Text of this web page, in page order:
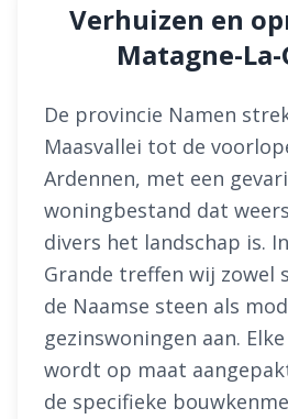
Verhuizen en
Matagne-
De provincie Namen
Maasvallei tot de
Ardennen, met een
woningbestand dat
divers het landschap is.
Grande treffen wij zowel
de Naamse steen als
gezinswoningen aan.
wordt op maat
de specifieke